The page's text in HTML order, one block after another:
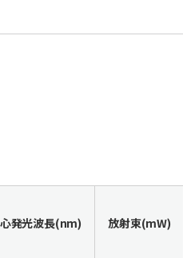
発光波長(nm) 放射束(mW)